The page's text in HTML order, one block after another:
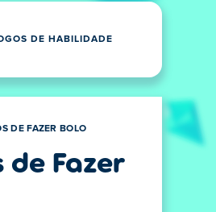
DE HABILIDADE
DE FAZER BOLO
de Fazer